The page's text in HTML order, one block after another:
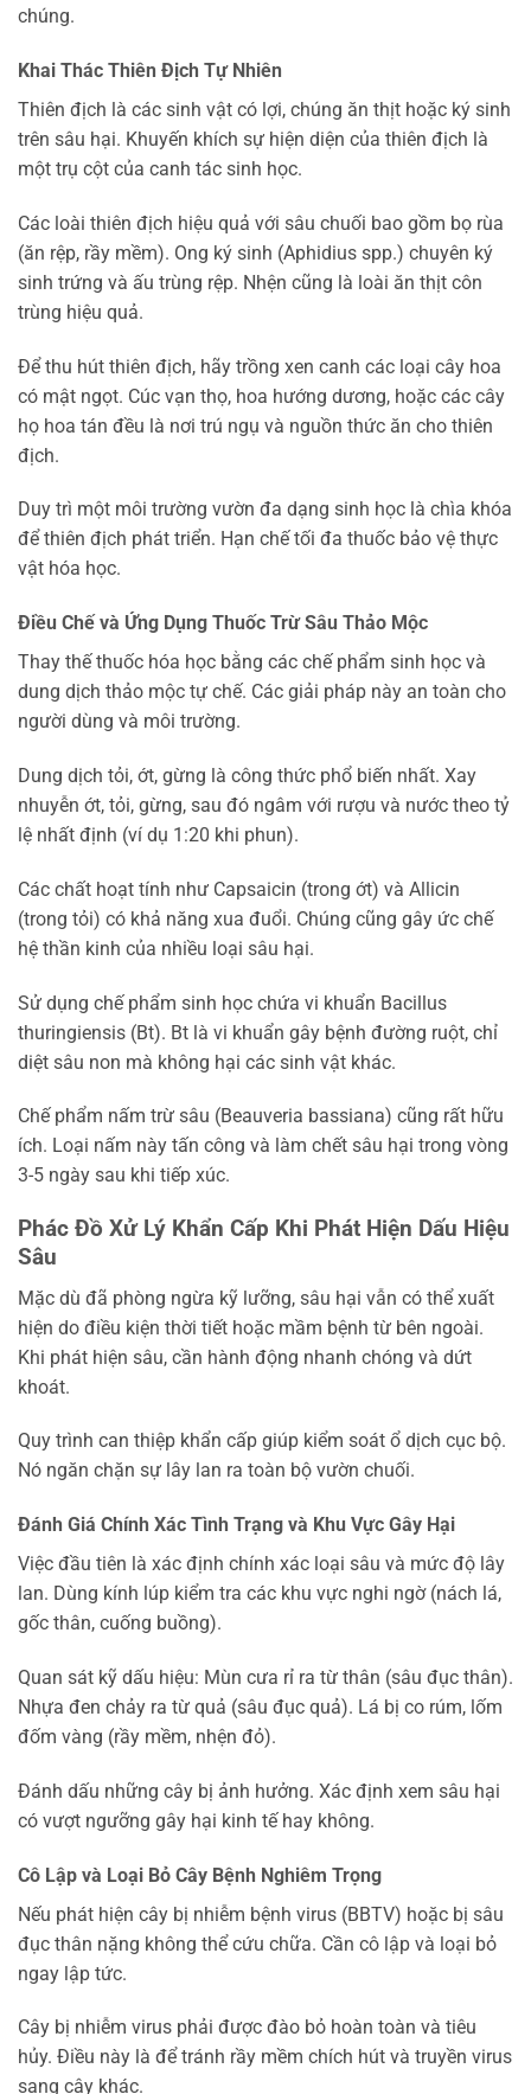
chúng.
Khai Thác Thiên Địch Tự Nhiên
Thiên địch là các sinh vật có lợi, chúng ăn thịt hoặc ký sinh
trên sâu hại. Khuyến khích sự hiện diện của thiên địch là
một trụ cột của canh tác sinh học.
Các loài thiên địch hiệu quả với sâu chuối bao gồm bọ rùa
(ăn rệp, rầy mềm). Ong ký sinh (Aphidius spp.) chuyên ký
sinh trứng và ấu trùng rệp. Nhện cũng là loài ăn thịt côn
trùng hiệu quả.
Để thu hút thiên địch, hãy trồng xen canh các loại cây hoa
có mật ngọt. Cúc vạn thọ, hoa hướng dương, hoặc các cây
họ hoa tán đều là nơi trú ngụ và nguồn thức ăn cho thiên
địch.
Duy trì một môi trường vườn đa dạng sinh học là chìa khóa
để thiên địch phát triển. Hạn chế tối đa thuốc bảo vệ thực
vật hóa học.
Điều Chế và Ứng Dụng Thuốc Trừ Sâu Thảo Mộc
Thay thế thuốc hóa học bằng các chế phẩm sinh học và
dung dịch thảo mộc tự chế. Các giải pháp này an toàn cho
người dùng và môi trường.
Dung dịch tỏi, ớt, gừng là công thức phổ biến nhất. Xay
nhuyễn ớt, tỏi, gừng, sau đó ngâm với rượu và nước theo tỷ
lệ nhất định (ví dụ 1:20 khi phun).
Các chất hoạt tính như Capsaicin (trong ớt) và Allicin
(trong tỏi) có khả năng xua đuổi. Chúng cũng gây ức chế
hệ thần kinh của nhiều loại sâu hại.
Sử dụng chế phẩm sinh học chứa vi khuẩn Bacillus
thuringiensis (Bt). Bt là vi khuẩn gây bệnh đường ruột, chỉ
diệt sâu non mà không hại các sinh vật khác.
Chế phẩm nấm trừ sâu (Beauveria bassiana) cũng rất hữu
ích. Loại nấm này tấn công và làm chết sâu hại trong vòng
3-5 ngày sau khi tiếp xúc.
Phác Đồ Xử Lý Khẩn Cấp Khi Phát Hiện Dấu Hiệu
Sâu
Mặc dù đã phòng ngừa kỹ lưỡng, sâu hại vẫn có thể xuất
hiện do điều kiện thời tiết hoặc mầm bệnh từ bên ngoài.
Khi phát hiện sâu, cần hành động nhanh chóng và dứt
khoát.
Quy trình can thiệp khẩn cấp giúp kiểm soát ổ dịch cục bộ.
Nó ngăn chặn sự lây lan ra toàn bộ vườn chuối.
Đánh Giá Chính Xác Tình Trạng và Khu Vực Gây Hại
Việc đầu tiên là xác định chính xác loại sâu và mức độ lây
lan. Dùng kính lúp kiểm tra các khu vực nghi ngờ (nách lá,
gốc thân, cuống buồng).
Quan sát kỹ dấu hiệu: Mùn cưa rỉ ra từ thân (sâu đục thân).
Nhựa đen chảy ra từ quả (sâu đục quả). Lá bị co rúm, lốm
đốm vàng (rầy mềm, nhện đỏ).
Đánh dấu những cây bị ảnh hưởng. Xác định xem sâu hại
có vượt ngưỡng gây hại kinh tế hay không.
Cô Lập và Loại Bỏ Cây Bệnh Nghiêm Trọng
Nếu phát hiện cây bị nhiễm bệnh virus (BBTV) hoặc bị sâu
đục thân nặng không thể cứu chữa. Cần cô lập và loại bỏ
ngay lập tức.
Cây bị nhiễm virus phải được đào bỏ hoàn toàn và tiêu
hủy. Điều này là để tránh rầy mềm chích hút và truyền virus
sang cây khác.